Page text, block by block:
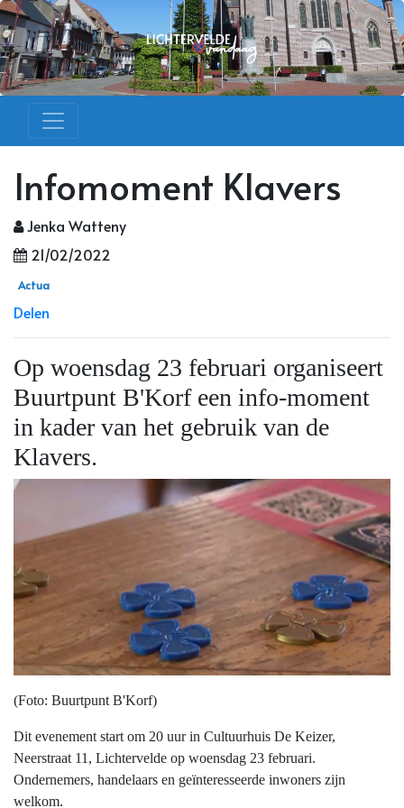
Infomoment Klavers
Jenka Watteny
21/02/2022
Actua
Delen
Op woensdag 23 februari organiseert
Buurtpunt B'Korf een info-moment
in kader van het gebruik van de
Klavers.
(Foto: Buurtpunt B'Korf)
Dit evenement start om 20 uur in Cultuurhuis De Keizer,
Neerstraat 11, Lichtervelde op woensdag 23 februari.
Ondernemers, handelaars en geïnteresseerde inwoners zijn
welkom.